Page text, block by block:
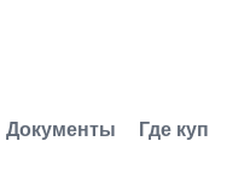
Документы Где